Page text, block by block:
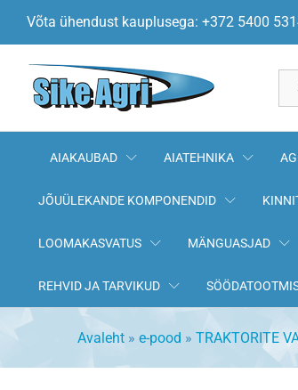
Võta ühendust kauplusega: +372 5400
AIAKAUBAD AIATEHNIKA
JÕUÜLEKANDE KOMPONENDID
LOOMAKASVATUS MÄNGUASJAD
REHVID JA TARVIKUD
Avaleht » e-pood » TRAKTORITE
Kirjeldus